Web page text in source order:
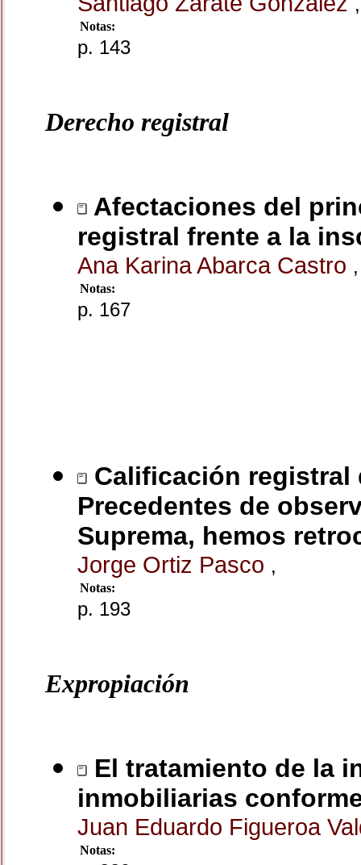
,
Notas:
p. 143
Derecho registral
Afectaciones del
registral frente a la
Ana Karina Abarca Castro
Notas:
p. 167
Calificación
Precedentes de
Suprema, hemos
Jorge Ortiz Pasco ,
Notas:
p. 193
Expropiación
El tratamiento de la
inmobiliarias
Juan Eduardo Figueroa
Notas: